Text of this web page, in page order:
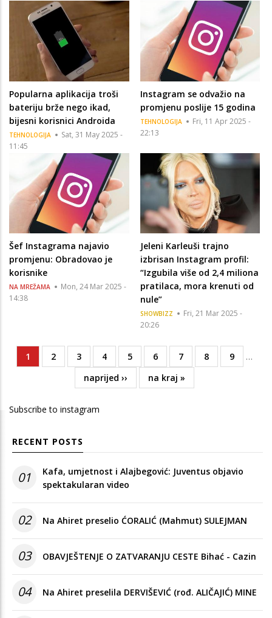
Popularna aplikacija troši
bateriju brže nego ikad,
bijesni korisnici Androida
TEHNOLOGIJA
Sat, 31 May 2025 -
11:45
Instagram se odvažio na
promjenu poslije 15 godina
TEHNOLOGIJA
Fri, 11 Apr 2025 -
22:13
Šef Instagrama najavio
promjenu: Obradovao je
korisnike
NA MREŽAMA
Mon, 24 Mar 2025 -
14:38
Jeleni Karleuši trajno
izbrisan Instagram profil:
“Izgubila više od 2,4 miliona
pratilaca, mora krenuti od
nule”
SHOWBIZZ
Fri, 21 Mar 2025 -
20:26
Pagination
Current
page
1 Page
2 Page
3 Page
4 Page
5 Page
6 Page
7 Page
8 Page
9
…
Next
page
naprijed ››
Last
page
na kraj »
Subscribe to instagram
RECENT POSTS
01
Kafa, umjetnost i Alajbegović: Juventus objavio
spektakularan video
02 Na Ahiret preselio ĆORALIĆ (Mahmut) SULEJMAN
03 OBAVJEŠTENJE O ZATVARANJU CESTE Bihać - Cazin
04 Na Ahiret preselila DERVIŠEVIĆ (rođ. ALIČAJIĆ) MINE